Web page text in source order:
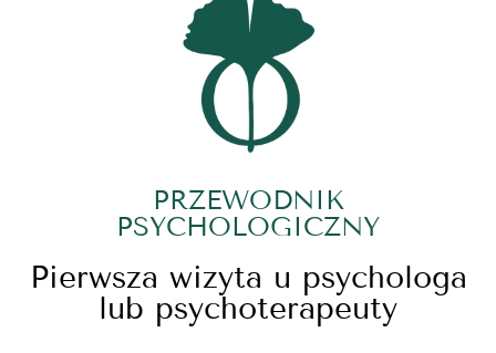
PRZEWODNIK
PSYCHOLOGICZNY
Pierwsza wizyta u psychologa
lub psychoterapeuty